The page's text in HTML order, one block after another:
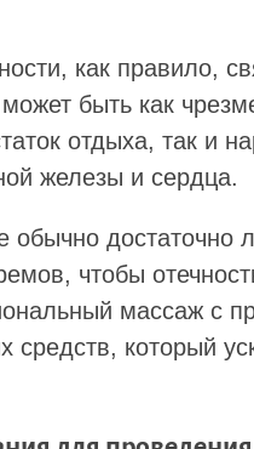
как правило,
быть как
отдыха, так и
железы и сердца.
обычно достаточно
чтобы
массаж с
средств, который